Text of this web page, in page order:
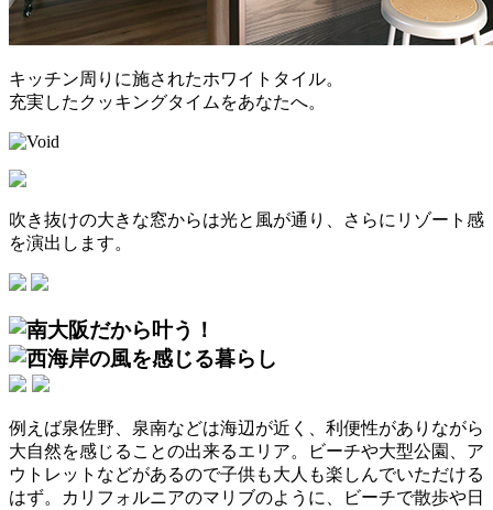
キッチン周りに施されたホワイトタイル。
充実したクッキングタイムをあなたへ。
吹き抜けの大きな窓からは光と風が通り、さらにリゾート感
を演出します。
例えば泉佐野、泉南などは海辺が近く、利便性がありながら
大自然を感じることの出来るエリア。ビーチや大型公園、ア
ウトレットなどがあるので子供も大人も楽しんでいただける
はず。カリフォルニアのマリブのように、ビーチで散歩や日